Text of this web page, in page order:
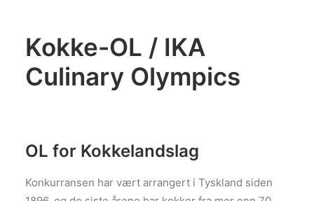
Search
Kokke-OL / IKA
Culinary Olympics
OL for Kokkelandslag
Konkurransen har vært arrangert i Tyskland siden